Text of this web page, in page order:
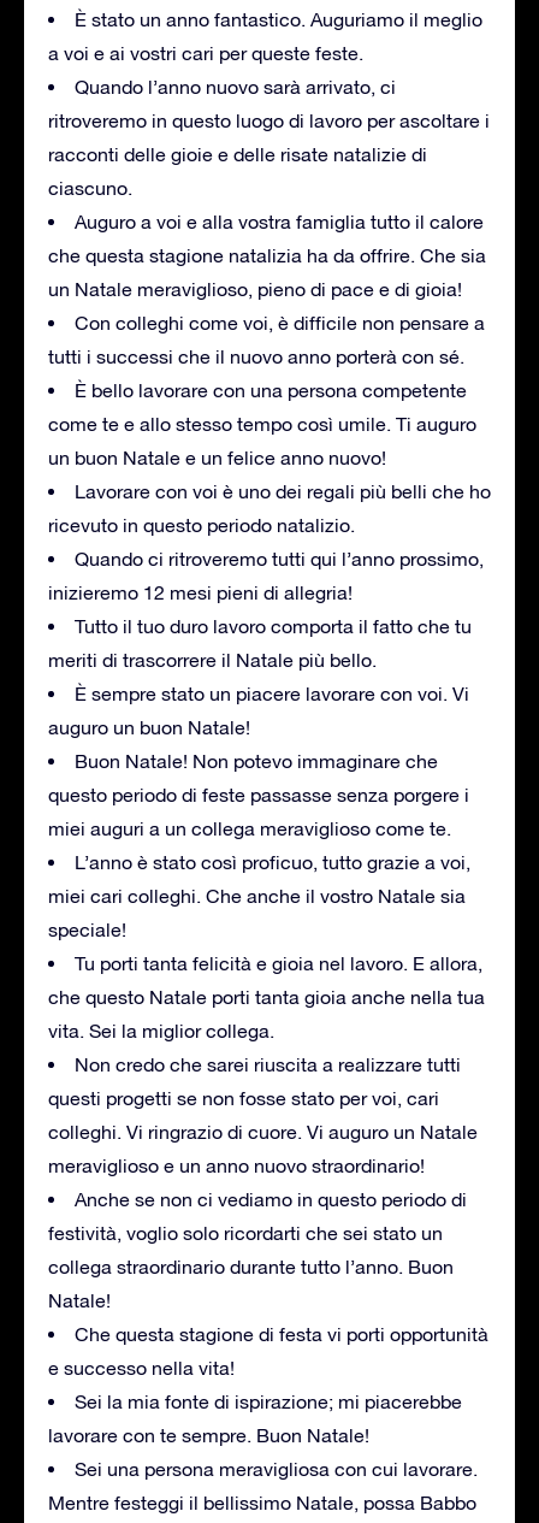
È stato un anno fantastico. Auguriamo il meglio
a voi e ai vostri cari per queste feste.
Quando l’anno nuovo sarà arrivato, ci
ritroveremo in questo luogo di lavoro per ascoltare i
racconti delle gioie e delle risate natalizie di
ciascuno.
Auguro a voi e alla vostra famiglia tutto il calore
che questa stagione natalizia ha da offrire. Che sia
un Natale meraviglioso, pieno di pace e di gioia!
Con colleghi come voi, è difficile non pensare a
tutti i successi che il nuovo anno porterà con sé.
È bello lavorare con una persona competente
come te e allo stesso tempo così umile. Ti auguro
un buon Natale e un felice anno nuovo!
Lavorare con voi è uno dei regali più belli che ho
ricevuto in questo periodo natalizio.
Quando ci ritroveremo tutti qui l’anno prossimo,
inizieremo 12 mesi pieni di allegria!
Tutto il tuo duro lavoro comporta il fatto che tu
meriti di trascorrere il Natale più bello.
È sempre stato un piacere lavorare con voi. Vi
auguro un buon Natale!
Buon Natale! Non potevo immaginare che
questo periodo di feste passasse senza porgere i
miei auguri a un collega meraviglioso come te.
L’anno è stato così proficuo, tutto grazie a voi,
miei cari colleghi. Che anche il vostro Natale sia
speciale!
Tu porti tanta felicità e gioia nel lavoro. E allora,
che questo Natale porti tanta gioia anche nella tua
vita. Sei la miglior collega.
Non credo che sarei riuscita a realizzare tutti
questi progetti se non fosse stato per voi, cari
colleghi. Vi ringrazio di cuore. Vi auguro un Natale
meraviglioso e un anno nuovo straordinario!
Anche se non ci vediamo in questo periodo di
festività, voglio solo ricordarti che sei stato un
collega straordinario durante tutto l’anno. Buon
Natale!
Che questa stagione di festa vi porti opportunità
e successo nella vita!
Sei la mia fonte di ispirazione; mi piacerebbe
lavorare con te sempre. Buon Natale!
Sei una persona meravigliosa con cui lavorare.
Mentre festeggi il bellissimo Natale, possa Babbo